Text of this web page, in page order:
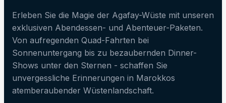
Erleben Sie die Magie der Agafay-Wüste mit unseren
exklusiven Abendessen- und Abenteuer-Paketen.
Von aufregenden Quad-Fahrten bei
Sonnenuntergang bis zu bezaubernden Dinner-
Shows unter den Sternen - schaffen Sie
unvergessliche Erinnerungen in Marokkos
atemberaubender Wüstenlandschaft.